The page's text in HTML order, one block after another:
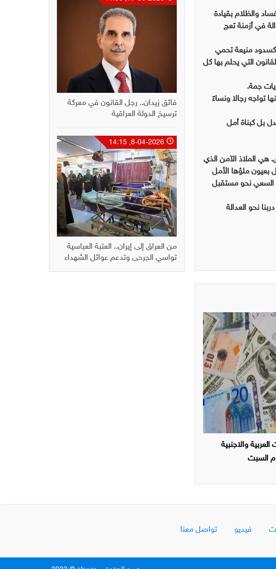
والظلام بقيادة
في أزمنة تعج
منيعة تحمي
التي يحلم بها كل
جمة.
تواجه رجالا ونساءً
بل كبناة أمل
هي الملاذ الآمن الذي
بعيون ملؤها الأمل
السعي نحو مستقبل
نحو العدالة
والاجنبية
السبت
فائق زيدان.. رجل القانون في معركة
ترسيخ الدولة العراقية
من العراق إلى إيران.. العتبة العباسية
تواسي الجرحى وتدعم عوائل الشهداء
فيديو تواصل معنا